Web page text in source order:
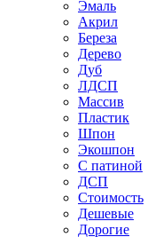
Эмаль
Акрил
Береза
Дерево
Дуб
ЛДСП
Массив
Пластик
Шпон
Экошпон
С патиной
ДСП
Стоимость
Дешевые
Дорогие